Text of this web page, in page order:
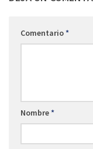
Comentario*
Nombre*